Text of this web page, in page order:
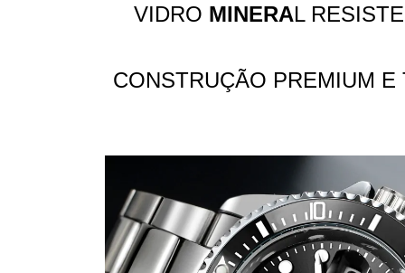
VIDRO MINERAL
CONSTRUÇÃO PREMIUM E